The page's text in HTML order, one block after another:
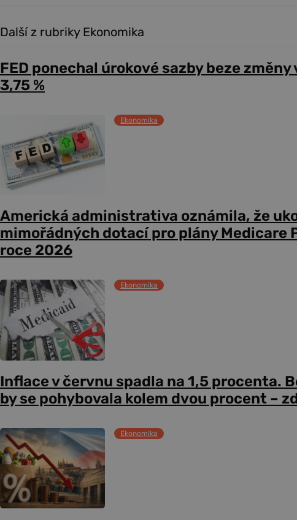
Další z rubriky Ekonomika
FED ponechal úrokové sazby beze změny
3,75 %
Ekonomika
Americká administrativa oznámila, že
mimořádných dotací pro plány Medicare
roce 2026
Ekonomika
Inflace v červnu spadla na 1,5 procenta.
by se pohybovala kolem dvou procent –
Ekonomika